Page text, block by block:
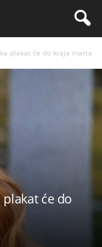
plakat će do kraja marta
plakat će do